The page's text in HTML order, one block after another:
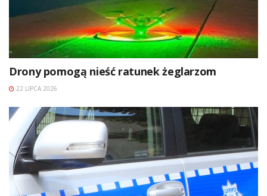
Drony pomogą nieść ratunek żeglarzom
22 LIPCA 2026